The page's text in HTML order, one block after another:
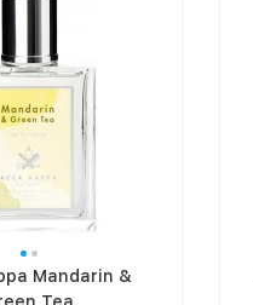
Mandarin &